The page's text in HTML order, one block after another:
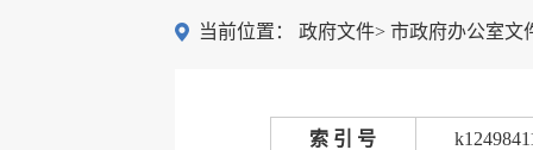
当前位置： 政府文件> 市政府办公室文
索 引 号